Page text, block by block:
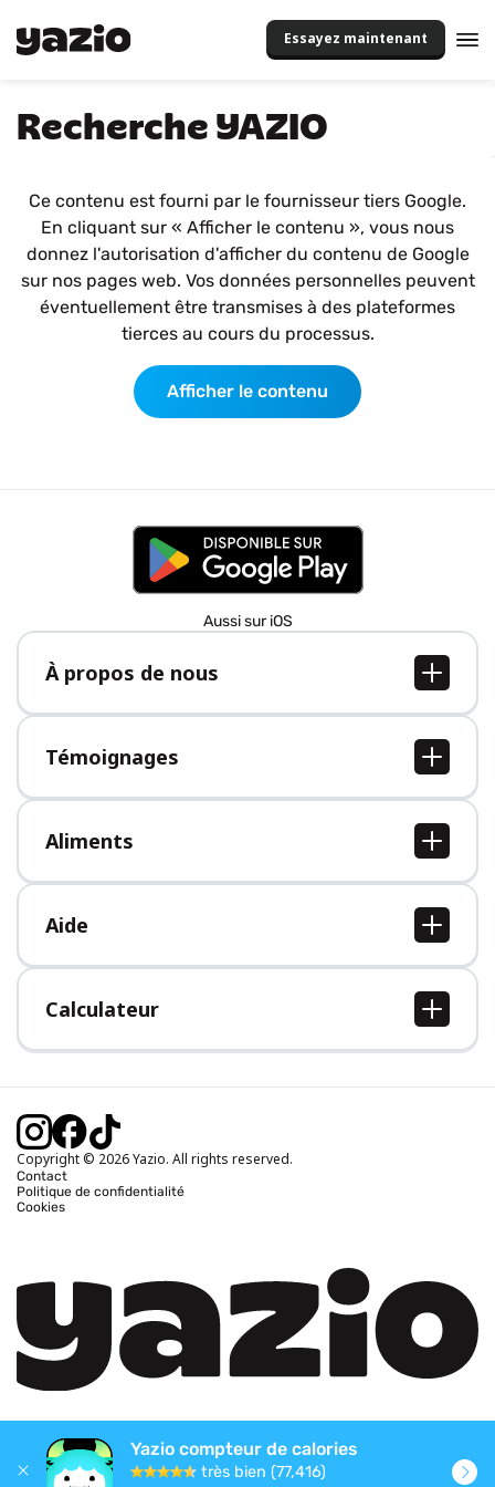
Essayez maintenant
Recherche YAZIO
Ce contenu est fourni par le fournisseur tiers Google.
En cliquant sur « Afficher le contenu », vous nous
donnez l'autorisation d'afficher du contenu de Google
sur nos pages web. Vos données personnelles peuvent
éventuellement être transmises à des plateformes
tierces au cours du processus.
Afficher le contenu
Aussi sur iOS
À propos de nous
À propos de nous
Postes
Presse
Témoignages
Tous les témoignages
Aliments
Tous les aliments
Aide
Centre d'aide
Calculateur
Calcul IMC
Calcul poids idéal
Calcul calories brûlées
Copyright © 2026 Yazio. All rights reserved.
Contact
Politique de confidentialité
Cookies
Yazio compteur de calories
très bien (77,416)